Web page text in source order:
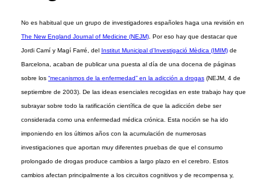
No es habitual que un grupo de investigadores españoles haga una revisión en
The New England Journal of Medicine (NEJM). Por eso hay que destacar que
Jordi Camí y Magí Farré, del Institut Municipal d’Investigació Mèdica (IMIM)de
Barcelona, acaban de publicar una puesta al día de una docena de páginas
sobre los “mecanismos de la enfermedad” en la adicción a drogas(NEJM, 4 de
septiembre de 2003). De las ideas esenciales recogidas en este trabajo hay que
subrayar sobre todo la ratificación científica de que la adicción debe ser
considerada como una enfermedad médica crónica. Esta noción se ha ido
imponiendo en los últimos años con la acumulación de numerosas
investigaciones que aportan muy diferentes pruebas de que el consumo
prolongado de drogas produce cambios a largo plazo en el cerebro. Estos
cambios afectan principalmente a los circuitos cognitivos y de recompensa y,